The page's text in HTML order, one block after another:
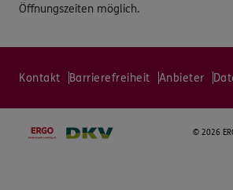
Öffnungszeiten möglich.
Kontakt Barrierefreiheit Anbieter
© 2026